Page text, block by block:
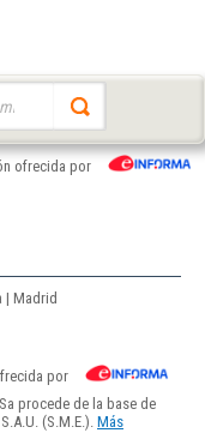
ofrecida por
| Madrid
por
procede de la base de
(S.M.E.). Más